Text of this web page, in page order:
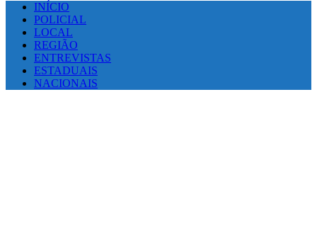
INÍCIO
POLICIAL
LOCAL
REGIÃO
ENTREVISTAS
ESTADUAIS
NACIONAIS